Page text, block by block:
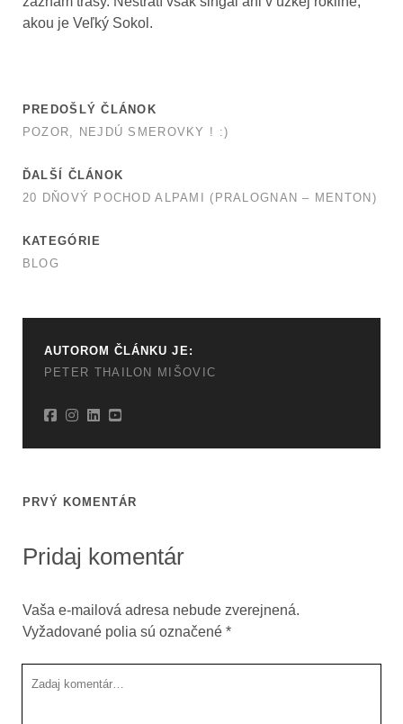
akou je Veľký Sokol.
PREDOŠLÝ ČLÁNOK
POZOR, NEJDÚ SMEROVKY ! :)
ĎALŠÍ ČLÁNOK
20 DŇOVÝ POCHOD ALPAMI (PRALOGNAN – MENTON)
KATEGÓRIE
BLOG
AUTOROM ČLÁNKU JE:
PETER THAILON MIŠOVIC
PRVÝ KOMENTÁR
Pridaj komentár
Vaša e-mailová adresa nebude zverejnená.
Vyžadované polia sú označené *
komentár